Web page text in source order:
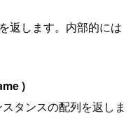
返します。内部的には
)
タンスの配列を返しま